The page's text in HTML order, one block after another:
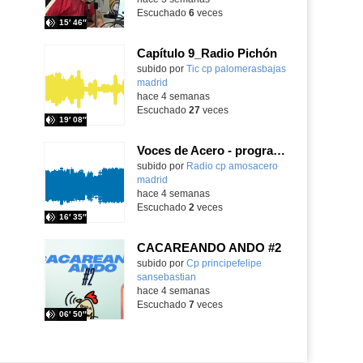
15′ 46″
Escuchado 6veces
Capítulo 9_Radio Pichón
Contenido educativo.
subido por Tic cp palomerasbajas
madrid
19′ 08″
hace 4 semanas
Escuchado 27veces
Voces de Acero - programa 3
Contenido educativo.
subido por Radio cp amosacero
madrid
16′ 35″
hace 4 semanas
Escuchado 2 veces
CACAREANDO ANDO #2
subido por Cp principefelipe
sansebastian
06′ 50″
hace 4 semanas
Escuchado 7veces